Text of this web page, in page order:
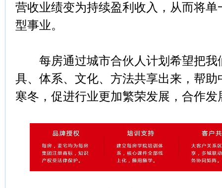
营收业绩变为持续盈利收入，从而将
型事业。
每房通过城市合伙人计划希望把我
具、体系、文化、方法共享出来，帮
寒冬，促进行业更加繁荣发展，合作发